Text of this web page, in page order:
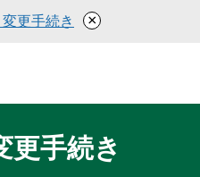
更手続き ×
更手続き